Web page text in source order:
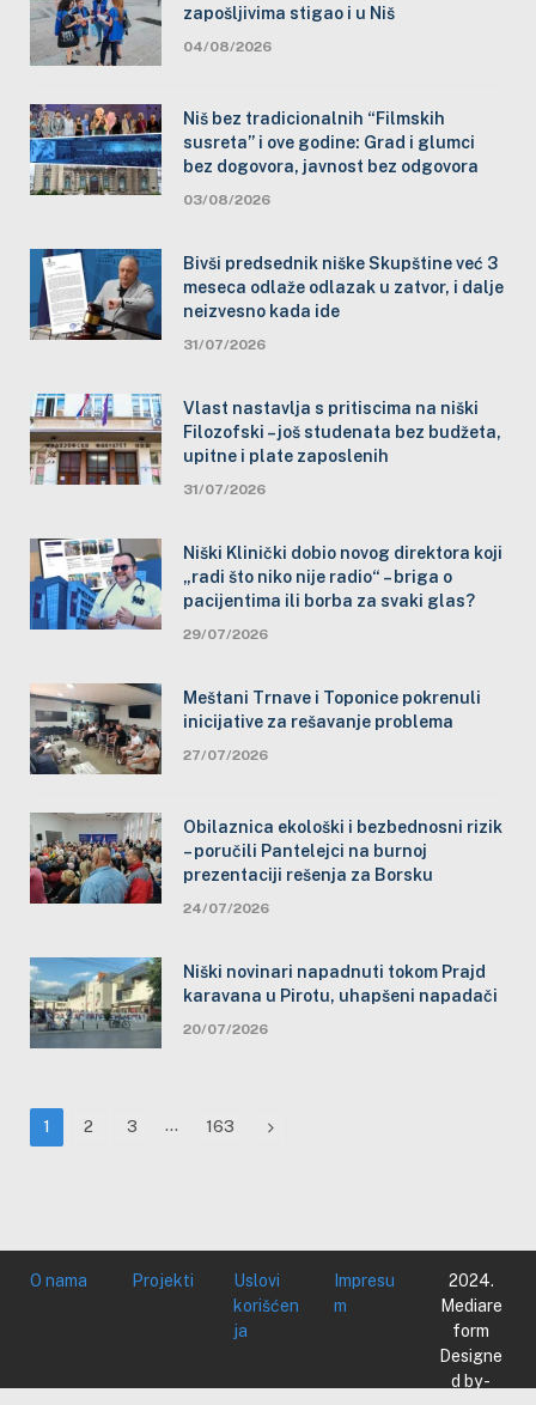
zapošljivima stigao i u Niš
04/08/2026
Niš bez tradicionalnih “Filmskih
susreta” i ove godine: Grad i glumci
bez dogovora, javnost bez odgovora
03/08/2026
Bivši predsednik niške Skupštine već 3
meseca odlaže odlazak u zatvor, i dalje
neizvesno kada ide
31/07/2026
Vlast nastavlja s pritiscima na niški
Filozofski – još studenata bez budžeta,
upitne i plate zaposlenih
31/07/2026
Niški Klinički dobio novog direktora koji
„radi što niko nije radio“ – briga o
pacijentima ili borba za svaki glas?
29/07/2026
Meštani Trnave i Toponice pokrenuli
inicijative za rešavanje problema
27/07/2026
Obilaznica ekološki i bezbednosni rizik
– poručili Pantelejci na burnoj
prezentaciji rešenja za Borsku
24/07/2026
Niški novinari napadnuti tokom Prajd
karavana u Pirotu, uhapšeni napadači
20/07/2026
1 2 3 … 163 Next
O nama Projekti
Uslovi
korišćen
ja
Impresu
m
2024.
Mediare
form
Designe
d by -